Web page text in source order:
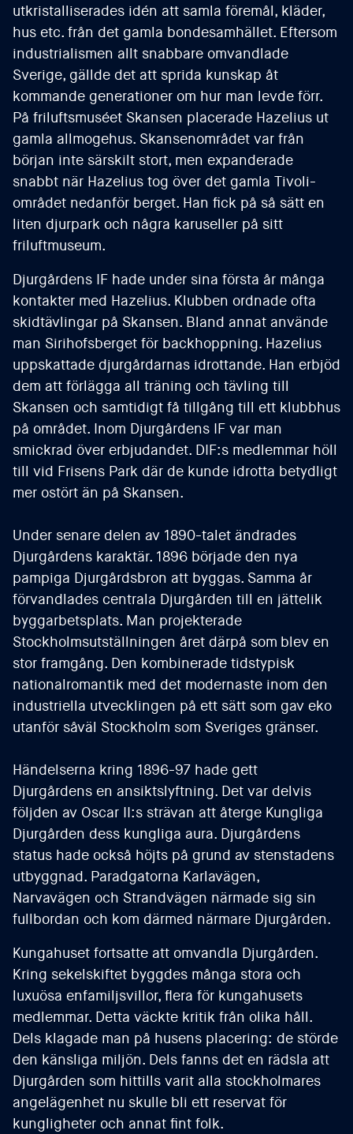
utkristalliserades idén att samla föremål, kläder,
hus etc. från det gamla bondesamhället. Eftersom
industrialismen allt snabbare omvandlade
Sverige, gällde det att sprida kunskap åt
kommande generationer om hur man levde förr.
På friluftsmuséet Skansen placerade Hazelius ut
gamla allmogehus. Skansenområdet var från
början inte särskilt stort, men expanderade
snabbt när Hazelius tog över det gamla Tivoli-
området nedanför berget. Han fick på så sätt en
liten djurpark och några karuseller på sitt
friluftmuseum.
Djurgårdens IF hade under sina första år många
kontakter med Hazelius. Klubben ordnade ofta
skidtävlingar på Skansen. Bland annat använde
man Sirihofsberget för backhoppning. Hazelius
uppskattade djurgårdarnas idrottande. Han erbjöd
dem att förlägga all träning och tävling till
Skansen och samtidigt få tillgång till ett klubbhus
på området. Inom Djurgårdens IF var man
smickrad över erbjudandet. DIF:s medlemmar höll
till vid Frisens Park där de kunde idrotta betydligt
mer ostört än på Skansen.
Under senare delen av 1890-talet ändrades
Djurgårdens karaktär. 1896 började den nya
pampiga Djurgårdsbron att byggas. Samma år
förvandlades centrala Djurgården till en jättelik
byggarbetsplats. Man projekterade
Stockholmsutställningen året därpå som blev en
stor framgång. Den kombinerade tidstypisk
nationalromantik med det modernaste inom den
industriella utvecklingen på ett sätt som gav eko
utanför såväl Stockholm som Sveriges gränser.
Händelserna kring 1896-97 hade gett
Djurgårdens en ansiktslyftning. Det var delvis
följden av Oscar II:s strävan att återge Kungliga
Djurgården dess kungliga aura. Djurgårdens
status hade också höjts på grund av stenstadens
utbyggnad. Paradgatorna Karlavägen,
Narvavägen och Strandvägen närmade sig sin
fullbordan och kom därmed närmare Djurgården.
Kungahuset fortsatte att omvandla Djurgården.
Kring sekelskiftet byggdes många stora och
luxuösa enfamiljsvillor, flera för kungahusets
medlemmar. Detta väckte kritik från olika håll.
Dels klagade man på husens placering: de störde
den känsliga miljön. Dels fanns det en rädsla att
Djurgården som hittills varit alla stockholmares
angelägenhet nu skulle bli ett reservat för
kungligheter och annat fint folk.